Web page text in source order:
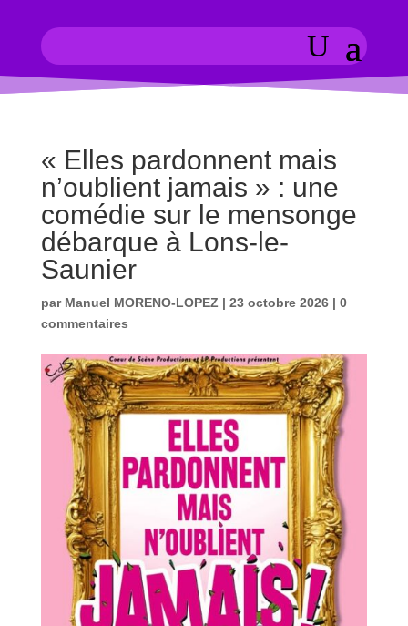
« Elles pardonnent mais
n’oublient jamais » : une
comédie sur le mensonge
débarque à Lons-le-
Saunier
par Manuel MORENO-LOPEZ| 23 octobre 2026| 0
commentaires